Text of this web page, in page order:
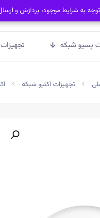
پسیو شبکه
تجهیزات اکتیو شبکه
به شرایط موجود، پردازش و
به شرایط موجود، پردازش و